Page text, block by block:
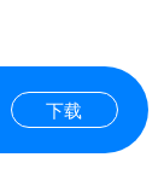
下载